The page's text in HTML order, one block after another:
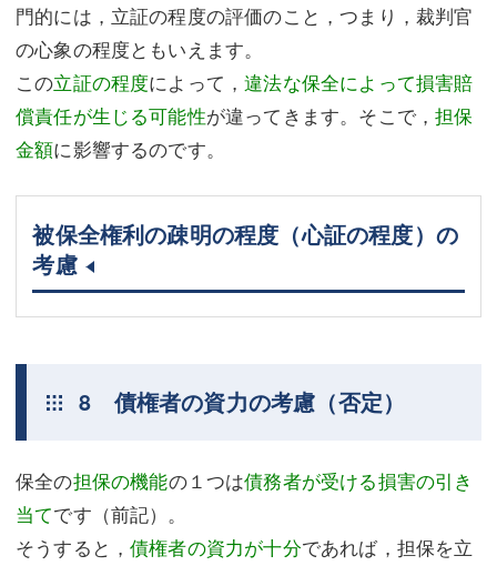
門的には，立証の程度の評価のこと，つまり，裁判官
の心象の程度ともいえます。
この立証の程度によって，違法な保全によって損害賠
償責任が生じる可能性が違ってきます。そこで，担保
金額に影響するのです。
被保全権利の疎明の程度（心証の程度）の
考慮
8 債権者の資力の考慮（否定）
保全の担保の機能の１つは債務者が受ける損害の引き
当てです（前記）。
そうすると，債権者の資力が十分であれば，担保を立